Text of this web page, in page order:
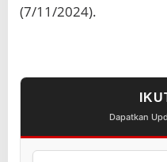
(7/11/2024).
Dapatkan